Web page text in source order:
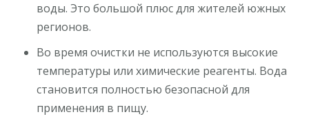
воды. Это большой плюс для жителей южных
регионов.
Во время очистки не используются высокие
температуры или химические реагенты. Вода
становится полностью безопасной для
применения в пищу.